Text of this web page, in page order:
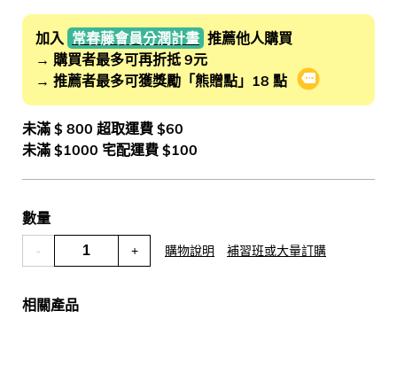
加入 常春藤會員分潤計畫 推薦他人購買
→ 購買者最多可再折抵 9元
→ 推薦者最多可獲獎勵「熊贈點」18 點
會員推薦分潤
未滿 $ 800 超取運費 $60
未滿 $1000 宅配運費 $100
數量
- + 購物說明 補習班或大量訂購
相關產品